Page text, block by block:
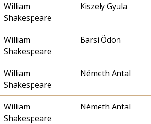
William
Shakespeare
Kiszely Gyula
William
Shakespeare
Barsi Ödön
William
Shakespeare
Németh Antal
William
Shakespeare
Németh Antal